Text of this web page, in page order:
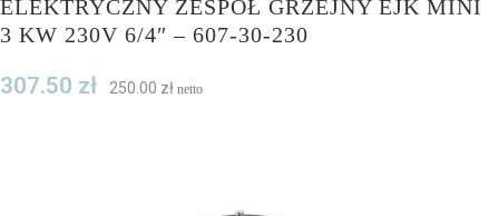
ELEKTRYCZNY ZESPÓŁ GRZEJNY EJK MINI
3 KW 230V 6/4″ – 607-30-230
307.50 zł 250.00 zł netto